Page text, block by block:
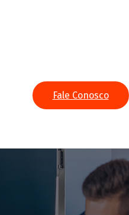
Fale Conosco